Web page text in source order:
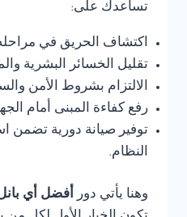
تساعدك على:
اكتشاف الحريق في مراحله
تقليل الخسائر البشرية
الالتزام بشروط الأمن
رفع كفاءة المبنى أمام
توفير صيانة دورية تضمن
النظام.
وهنا يأتي دور أفضل أي